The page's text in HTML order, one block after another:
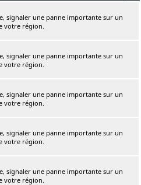
signaler une panne importante sur un
votre région.
signaler une panne importante sur un
votre région.
signaler une panne importante sur un
votre région.
signaler une panne importante sur un
votre région.
signaler une panne importante sur un
votre région.